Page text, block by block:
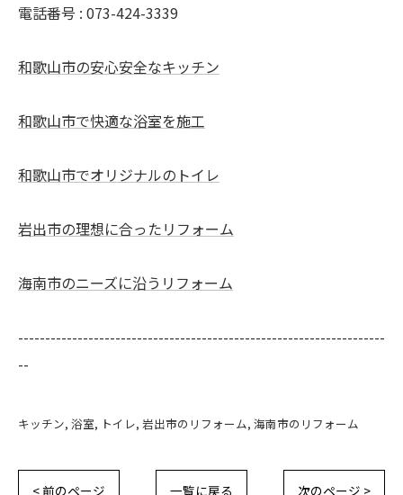
電話番号 : 073-424-3339
和歌山市の安心安全なキッチン
和歌山市で快適な浴室を施工
和歌山市でオリジナルのトイレ
岩出市の理想に合ったリフォーム
海南市のニーズに沿うリフォーム
--------------------------------------------------------------------
--
キッチン 浴室 トイレ 岩出市のリフォーム 海南市のリフォーム
< 前のページ 一覧に戻る 次のページ >